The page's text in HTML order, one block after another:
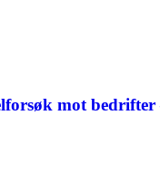
mot bedrifter